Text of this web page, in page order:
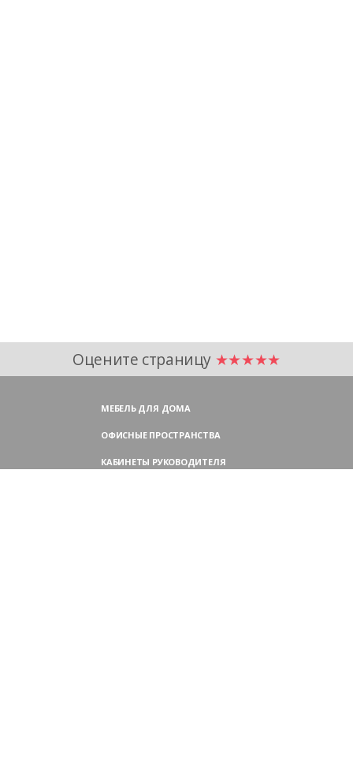
Оцените страницу ★★★★★
МЕБЕЛЬ ДЛЯ ДОМА
ОФИСНЫЕ ПРОСТРАНСТВА
КАБИНЕТЫ РУКОВОДИТЕЛЯ